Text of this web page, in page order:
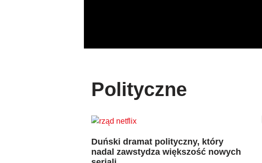
treści
Polityczne
Duński dramat polityczny, który
nadal zawstydza większość nowych